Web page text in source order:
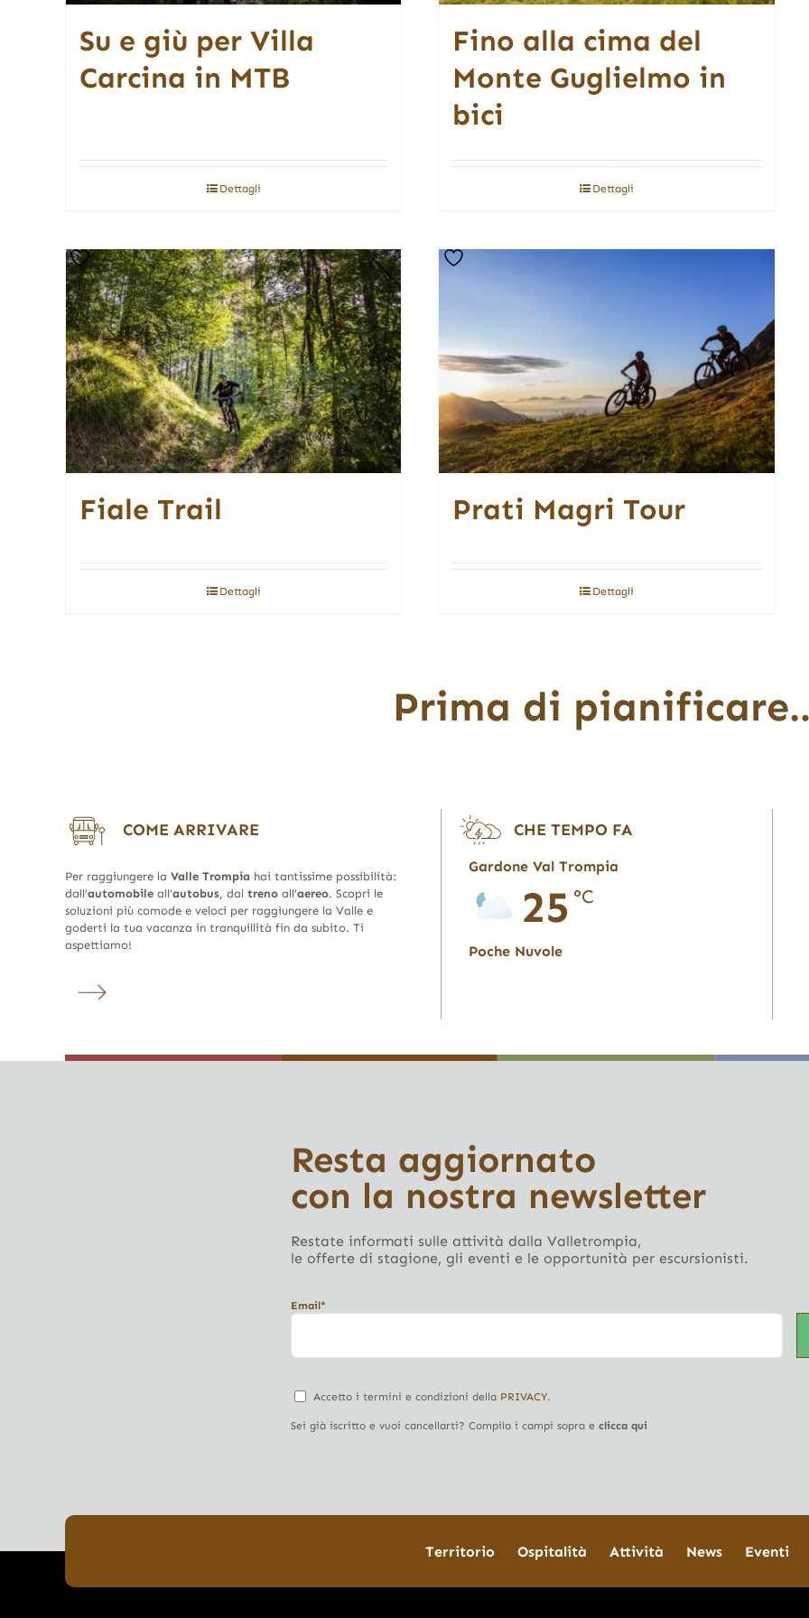
Su e giù per Villa
Carcina in MTB
Dettagli
Fino alla cima del
Monte Guglielmo in
bici
Dettagli
Fiale Trail
Dettagli
Prati Magri Tour
Dettagli
Prima di
COME ARRIVARE
Per raggiungere la Valle Trompia hai tantissime possibilità:
dall’automobileall’autobus, dal trenoall’aereo. Scopri le
soluzioni più comode e veloci per raggiungere la Valle e
goderti la tua vacanza in tranquillità fin da subito. Ti
aspettiamo!
CHE TEMPO FA
Gardone Val Trompia
25 °C
Poche Nuvole
Resta aggiornato
con la nostra newsletter
Restate informati sulle attività dalla Valletrompia,
le offerte di stagione, gli eventi e le opportunità per escursionisti.
Email*
Accetto i termini e condizioni della PRIVACY.
Sei già iscritto e vuoi cancellarti? Compila i campi sopra e clicca qui
Territorio Ospitalità Attività News Eventi